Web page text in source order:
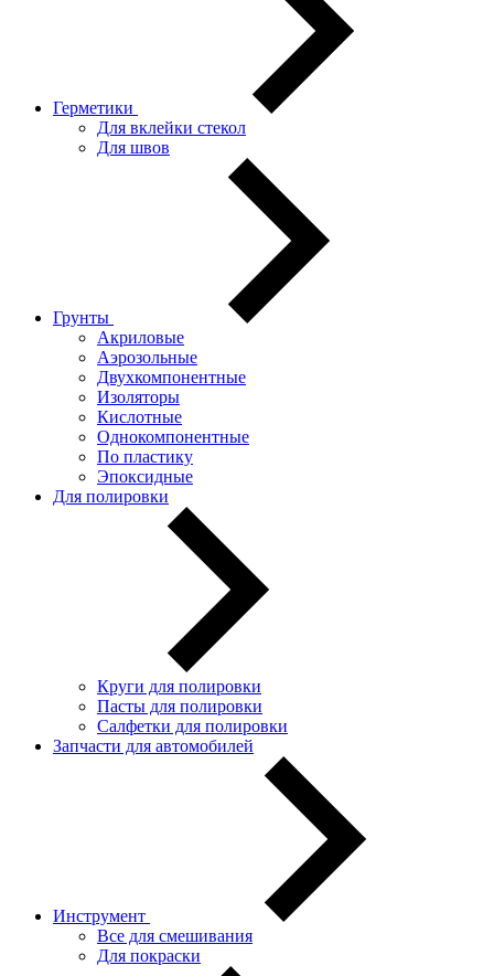
Герметики
Для вклейки стекол
Для швов
Грунты
Акриловые
Аэрозольные
Двухкомпонентные
Изоляторы
Кислотные
Однокомпонентные
По пластику
Эпоксидные
Для полировки
Круги для полировки
Пасты для полировки
Салфетки для полировки
Запчасти для автомобилей
Инструмент
Все для смешивания
Для покраски